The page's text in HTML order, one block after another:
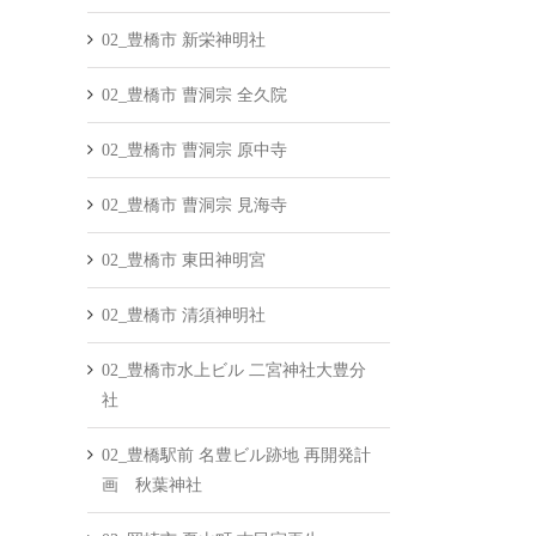
02_豊橋市 新栄神明社
02_豊橋市 曹洞宗 全久院
02_豊橋市 曹洞宗 原中寺
02_豊橋市 曹洞宗 見海寺
02_豊橋市 東田神明宮
02_豊橋市 清須神明社
02_豊橋市水上ビル 二宮神社大豊分
社
02_豊橋駅前 名豊ビル跡地 再開発計
画 秋葉神社